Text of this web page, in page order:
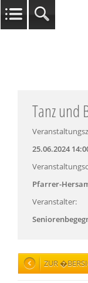
Tanz und
25.06.2024
Pfarrer-
Veranstalter:
ZUR